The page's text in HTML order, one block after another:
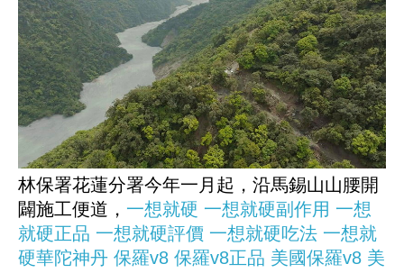
林保署花蓮分署今年一月起，沿馬錫山山腰開
闢施工便道， 一想就硬 一想就硬副作用 一想
就硬正品 一想就硬評價 一想就硬吃法 一想就
硬華陀神丹 保羅v8 保羅v8正品 美國保羅v8 美